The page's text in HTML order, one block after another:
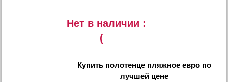
Нет в наличии :
(
Купить полотенце пляжное евро по
лучшей цене